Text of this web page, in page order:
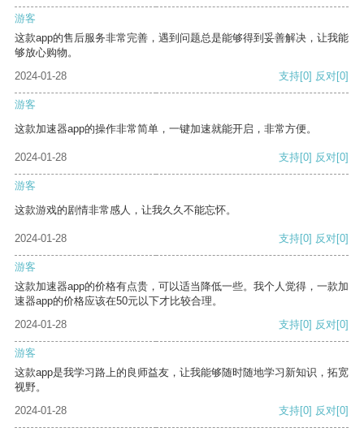
游客
这款app的售后服务非常完善，遇到问题总是能够得到妥善解决，让我能
够放心购物。
2024-01-28
支持[0] 反对[0]
游客
这款加速器app的操作非常简单，一键加速就能开启，非常方便。
2024-01-28 支持[0] 反对[0]
游客
这款游戏的剧情非常感人，让我久久不能忘怀。
2024-01-28 支持[0] 反对[0]
游客
这款加速器app的价格有点贵，可以适当降低一些。我个人觉得，一款加
速器app的价格应该在50元以下才比较合理。
2024-01-28
支持[0] 反对[0]
游客
这款app是我学习路上的良师益友，让我能够随时随地学习新知识，拓宽
视野。
2024-01-28
支持[0] 反对[0]